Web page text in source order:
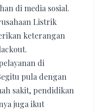
di media sosial.
Listrik
keterangan
di
pula dengan
sakit, pendidikan
juga ikut